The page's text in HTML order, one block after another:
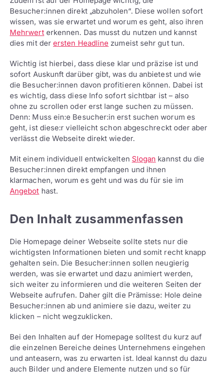
Besucher:innen direkt „abzuholen“. Diese wollen sofort
wissen, was sie erwartet und worum es geht, also ihren
Mehrwerterkennen. Das musst du nutzen und kannst
dies mit derersten Headline zumeist sehr gut tun.
Wichtig ist hierbei, dass diese klar und präzise ist und
sofort Auskunft darüber gibt, was du anbietest und wie
die Besucher:innen davon profitieren können. Dabei ist
es wichtig, dass diese Info sofort sichtbar ist – also
ohne zu scrollen oder erst lange suchen zu müssen.
Denn: Muss ein:e Besucher:in erst suchen worum es
geht, ist diese:r vielleicht schon abgeschreckt oder aber
verlässt die Webseite direkt wieder.
Mit einem individuell entwickelten Slogan kannst du die
Besucher:innen direkt empfangen und ihnen
klarmachen, worum es geht und was du für sie im
Angebot hast.
Den Inhalt zusammenfassen
Die Homepage deiner Webseite sollte stets nur die
wichtigsten Informationen bieten und somit recht knapp
gehalten sein. Die Besucher:innen sollen neugierig
werden, was sie erwartet und dazu animiert werden,
sich weiter zu informieren und die weiteren Seiten der
Webseite aufrufen. Daher gilt die Prämisse: Hole deine
Besucher:innen ab und animiere sie dazu, weiter zu
klicken – nicht wegzuklicken.
Bei den Inhalten auf der Homepage solltest du kurz auf
die einzelnen Bereiche deines Unternehmens eingehen
und anteasern, was zu erwarten ist. Ideal kannst du dazu
auch Bilder und andere Elemente nutzen und so für